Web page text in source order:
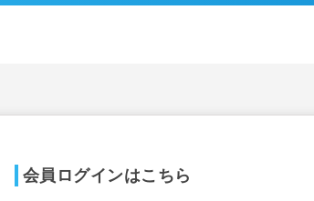
会員ログインはこちら